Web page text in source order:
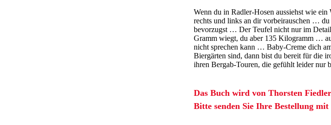
Wenn du in Radler-Hosen aussiehst wie
rechts und links an dir vorbeirauschen … du
bevorzugst … Der Teufel nicht nur im
Gramm wiegt, du aber 135 Kilogramm …
nicht sprechen kann … Baby-Creme dich
Biergärten sind, dann bist du bereit für die
ihren Bergab-Touren, die gefühlt leider nur
Das Buch wird von Thorsten
Bitte senden Sie Ihre Bestellung